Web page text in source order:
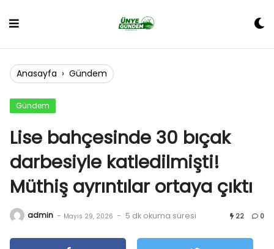
Anasayfa › Gündem
Gündem
Lise bahçesinde 30 bıçak
darbesiyle katledilmişti!
Müthiş ayrıntılar ortaya çıktı
admin - Mayıs 29, 2026 - 5 dk okuma süresi 22 0